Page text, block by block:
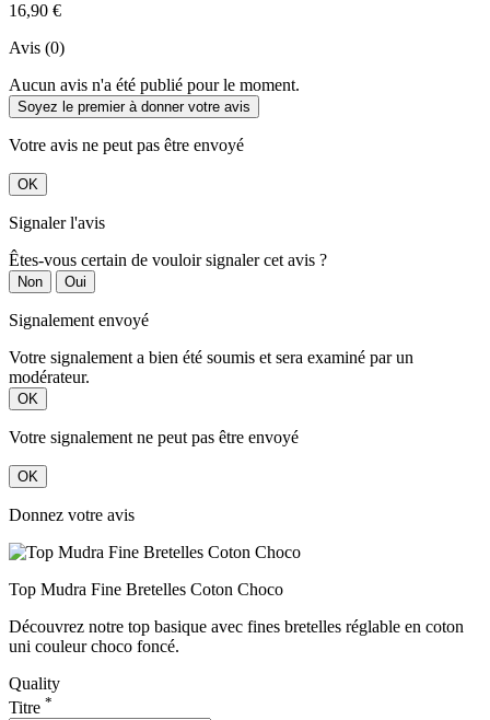
16,90 €
Avis (0)
Aucun avis n'a été publié pour le moment.
Soyez le premier à donner votre avis
Votre avis ne peut pas être envoyé
OK
Signaler l'avis
Êtes-vous certain de vouloir signaler cet avis ?
Non Oui
Signalement envoyé
Votre signalement a bien été soumis et sera examiné par un
modérateur.
OK
Votre signalement ne peut pas être envoyé
OK
Donnez votre avis
Top Mudra Fine Bretelles Coton Choco
Découvrez notre top basique avec fines bretelles réglable en coton
uni couleur choco foncé.
Quality
Titre *